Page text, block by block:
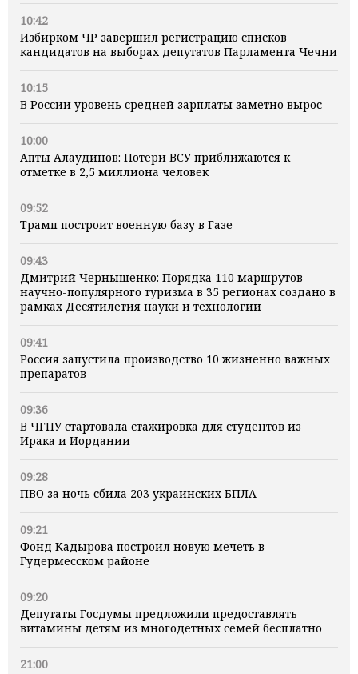
10:42
Избирком ЧР завершил регистрацию списков
кандидатов на выборах депутатов Парламента Чечни
10:15
В России уровень средней зарплаты заметно вырос
10:00
Апты Алаудинов: Потери ВСУ приближаются к
отметке в 2,5 миллиона человек
09:52
Трамп построит военную базу в Газе
09:43
Дмитрий Чернышенко: Порядка 110 маршрутов
научно-популярного туризма в 35 регионах создано в
рамках Десятилетия науки и технологий
09:41
Россия запустила производство 10 жизненно важных
препаратов
09:36
В ЧГПУ стартовала стажировка для студентов из
Ирака и Иордании
09:28
ПВО за ночь сбила 203 украинских БПЛА
09:21
Фонд Кадырова построил новую мечеть в
Гудермесском районе
09:20
Депутаты Госдумы предложили предоставлять
витамины детям из многодетных семей бесплатно
21:00